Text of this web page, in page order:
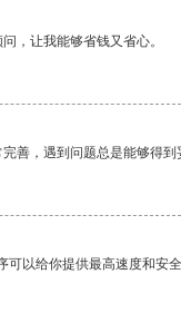
，让我能够省钱又省心。
善，遇到问题总是能够得到
可以给你提供最高速度和安全